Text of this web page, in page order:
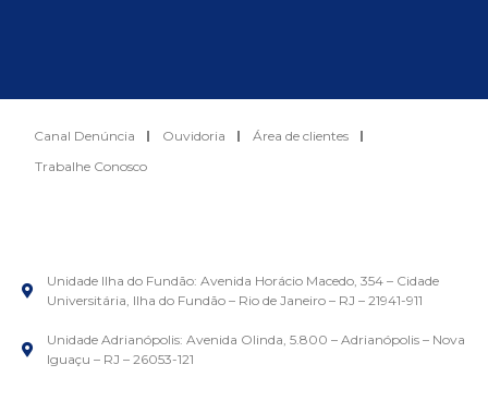
Canal Denúncia Ouvidoria
Área de clientes
Trabalhe Conosco
Unidade Ilha do Fundão: Avenida Horácio Macedo, 354 – Cidade
Universitária, Ilha do Fundão – Rio de Janeiro – RJ – 21941-911
Unidade Adrianópolis: Avenida Olinda, 5.800 – Adrianópolis – Nova
Iguaçu – RJ – 26053-121